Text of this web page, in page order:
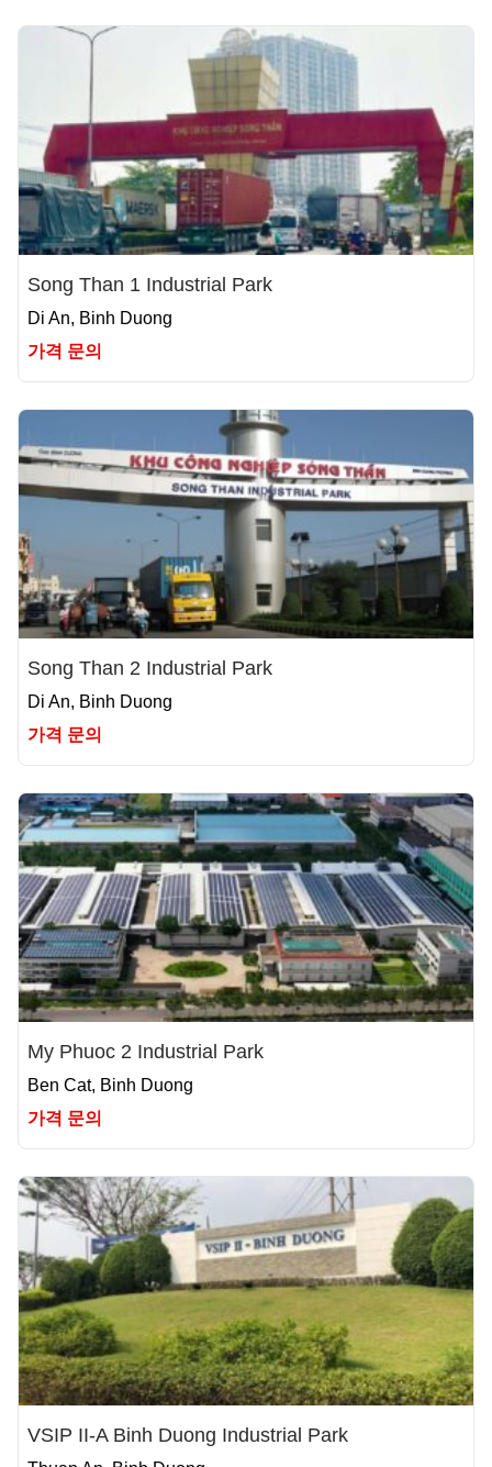
Song Than 1 Industrial Park
Di An, Binh Duong
가격 문의
Song Than 2 Industrial Park
Di An, Binh Duong
가격 문의
My Phuoc 2 Industrial Park
Ben Cat, Binh Duong
가격 문의
VSIP II-A Binh Duong Industrial Park